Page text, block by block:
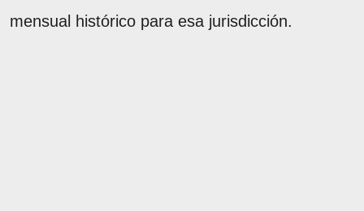
mensual histórico para esa jurisdicción.